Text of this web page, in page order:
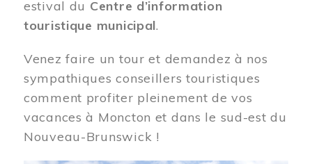
estival du Centre d’information
touristique municipal.
Venez faire un tour et demandez à nos
sympathiques conseillers touristiques
comment profiter pleinement de vos
vacances à Moncton et dans le sud-est du
Nouveau-Brunswick !